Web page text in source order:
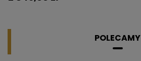
POLECAMY